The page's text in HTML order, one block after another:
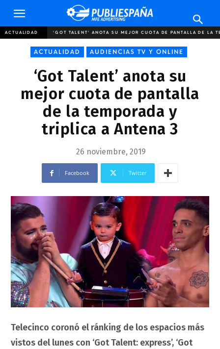
Publiespaña
ACTUALIDAD ‘GOT TALENT’ ANOTA SU MEJOR CUOTA DE PANTALLA DE LA
ACTUALIDAD AUDIENCIAS TV Y ONLINE
‘Got Talent’ anota su
mejor cuota de pantalla
de la temporada y
triplica a Antena 3
26 noviembre, 2019
Facebook Twitter
Telecinco coronó el ránking de los espacios más
vistos del lunes con ‘Got Talent: express’, ‘Got